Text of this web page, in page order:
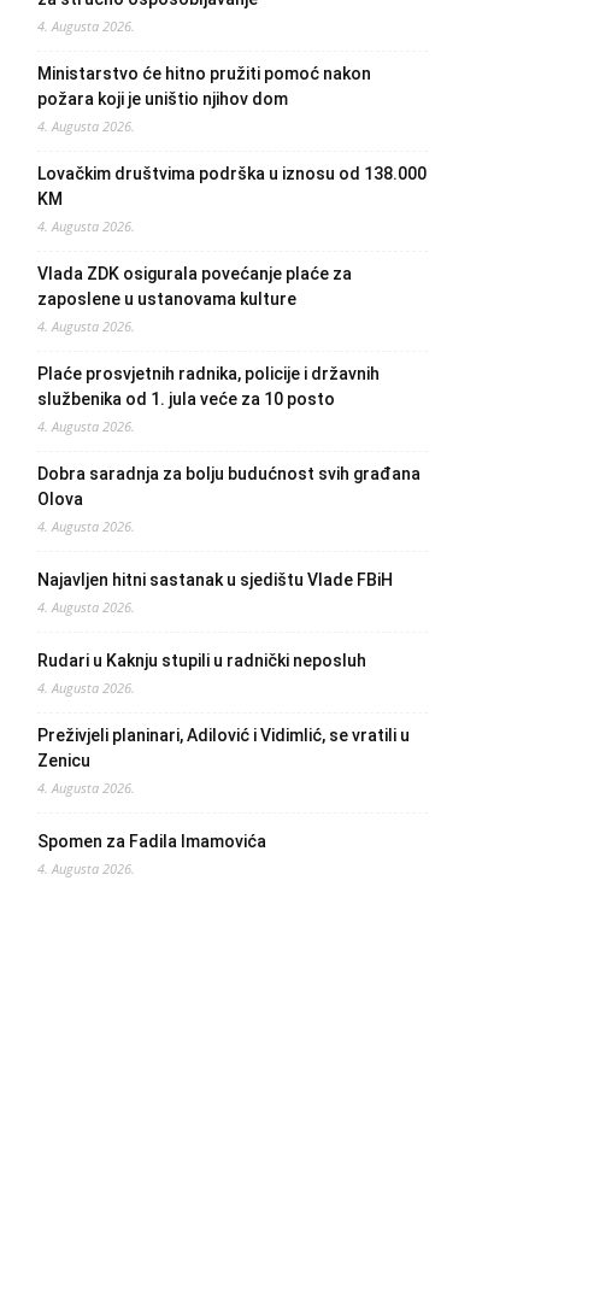
4. Augusta 2026.
Ministarstvo će hitno pružiti pomoć nakon
požara koji je uništio njihov dom
4. Augusta 2026.
Lovačkim društvima podrška u iznosu od 138.000
KM
4. Augusta 2026.
Vlada ZDK osigurala povećanje plaće za
zaposlene u ustanovama kulture
4. Augusta 2026.
Plaće prosvjetnih radnika, policije i državnih
službenika od 1. jula veće za 10 posto
4. Augusta 2026.
Dobra saradnja za bolju budućnost svih građana
Olova
4. Augusta 2026.
Najavljen hitni sastanak u sjedištu Vlade FBiH
4. Augusta 2026.
Rudari u Kaknju stupili u radnički neposluh
4. Augusta 2026.
Preživjeli planinari, Adilović i Vidimlić, se vratili u
Zenicu
4. Augusta 2026.
Spomen za Fadila Imamovića
4. Augusta 2026.